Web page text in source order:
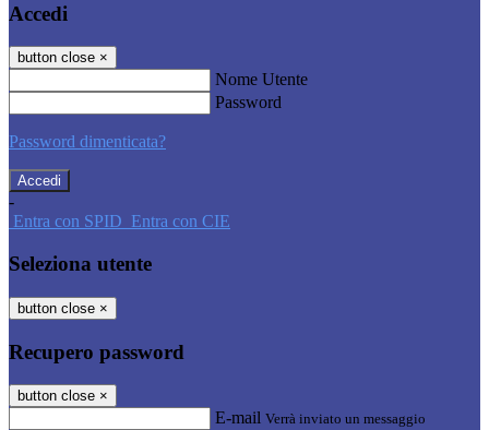
Accedi
button close ×
Nome Utente
Password
Password dimenticata?
-
Entra con SPID Entra con CIE
Seleziona utente
button close ×
Recupero password
button close ×
E-mail Verrà inviato un messaggio